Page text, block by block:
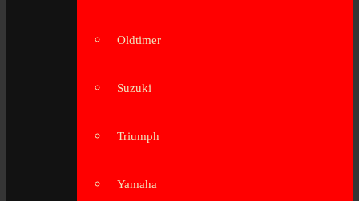
Oldtimer
Suzuki
Triumph
Yamaha